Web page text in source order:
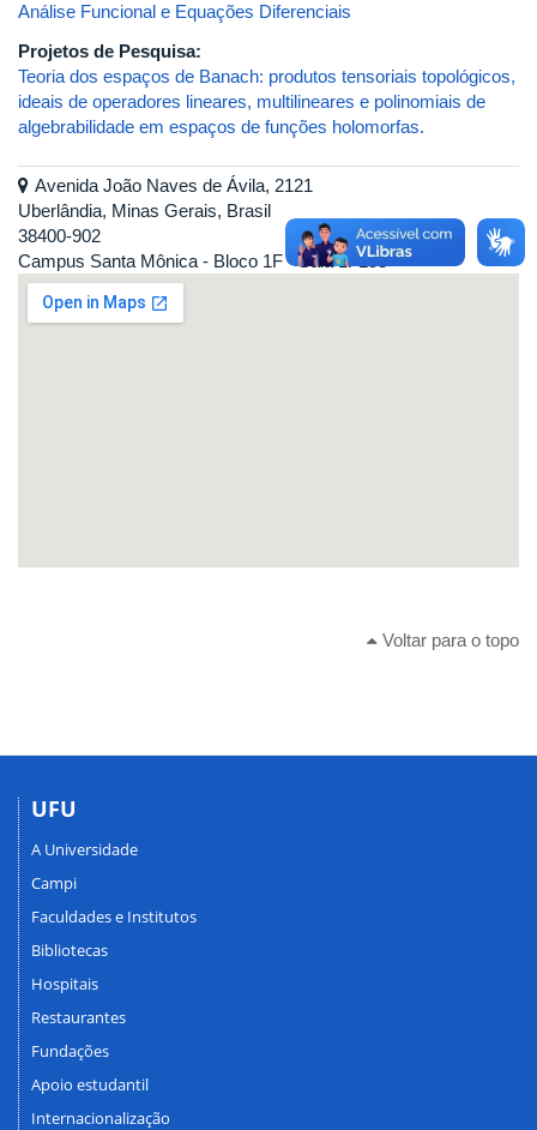
Análise Funcional e Equações Diferenciais
Projetos de Pesquisa:
Teoria dos espaços de Banach: produtos tensoriais topológicos,
ideais de operadores lineares, multilineares e polinomiais de
algebrabilidade em espaços de funções holomorfas.
Avenida João Naves de Ávila, 2121
Uberlândia, Minas Gerais, Brasil
38400-902
Campus Santa Mônica - Bloco 1F - Sala 1F158
Voltar para o topo
UFU
A Universidade
Campi
Faculdades e Institutos
Bibliotecas
Hospitais
Restaurantes
Fundações
Apoio estudantil
Internacionalização